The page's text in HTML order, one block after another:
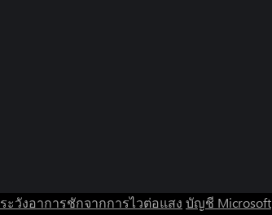
ระวังอาการชักจากการไวต่อแสง บัญชี Microsoft